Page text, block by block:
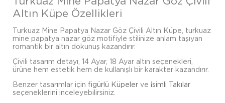
Altın Küpe Özellikleri
Turkuaz Mine Papatya Nazar Göz Çivili Altın Küpe, turkuaz
mine papatya nazar göz motifiyle stilinize anlam taşıyan
romantik bir altın dokunuş kazandırır.
Çivili tasarım detayı, 14 Ayar, 18 Ayar altın seçenekleri,
ürüne hem estetik hem de kullanışlı bir karakter kazandırır.
Benzer tasarımlar için figürlü Küpeler ve i̇simli Takılar
seçeneklerini inceleyebilirsiniz.